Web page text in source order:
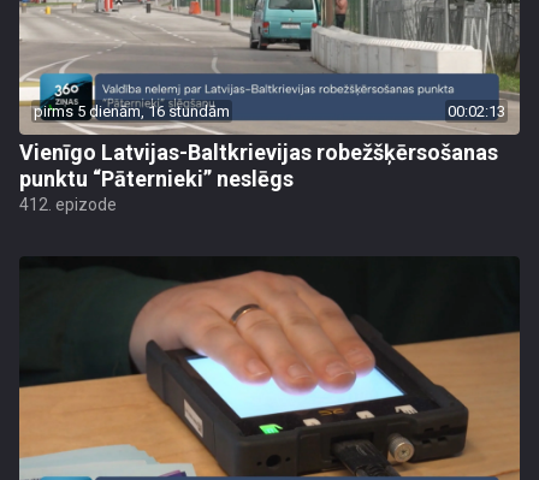
pirms 5 dienām, 16 stundām 00:02:13
Vienīgo Latvijas-Baltkrievijas robežšķērsošanas
punktu “Pāternieki” neslēgs
412. epizode